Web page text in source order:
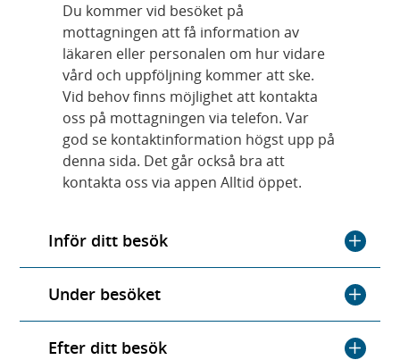
Du kommer vid besöket på
mottagningen att få information av
läkaren eller personalen om hur vidare
vård och uppföljning kommer att ske.
Vid behov finns möjlighet att kontakta
oss på mottagningen via telefon. Var
god se kontaktinformation högst upp på
denna sida. Det går också bra att
kontakta oss via appen Alltid öppet.
Inför ditt besök
Under besöket
Efter ditt besök